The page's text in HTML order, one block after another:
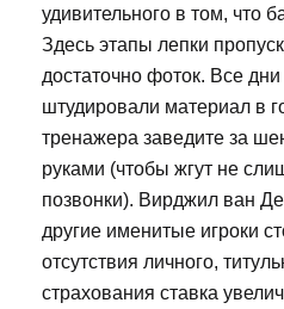
удивительного в том, что
Здесь этапы лепки
достаточно фоток. Все
штудировали материал в
тренажера заведите за
руками (чтобы жгут не
позвонки). Вирджил ван
другие именитые игроки
отсутствия личного,
страхования ставка